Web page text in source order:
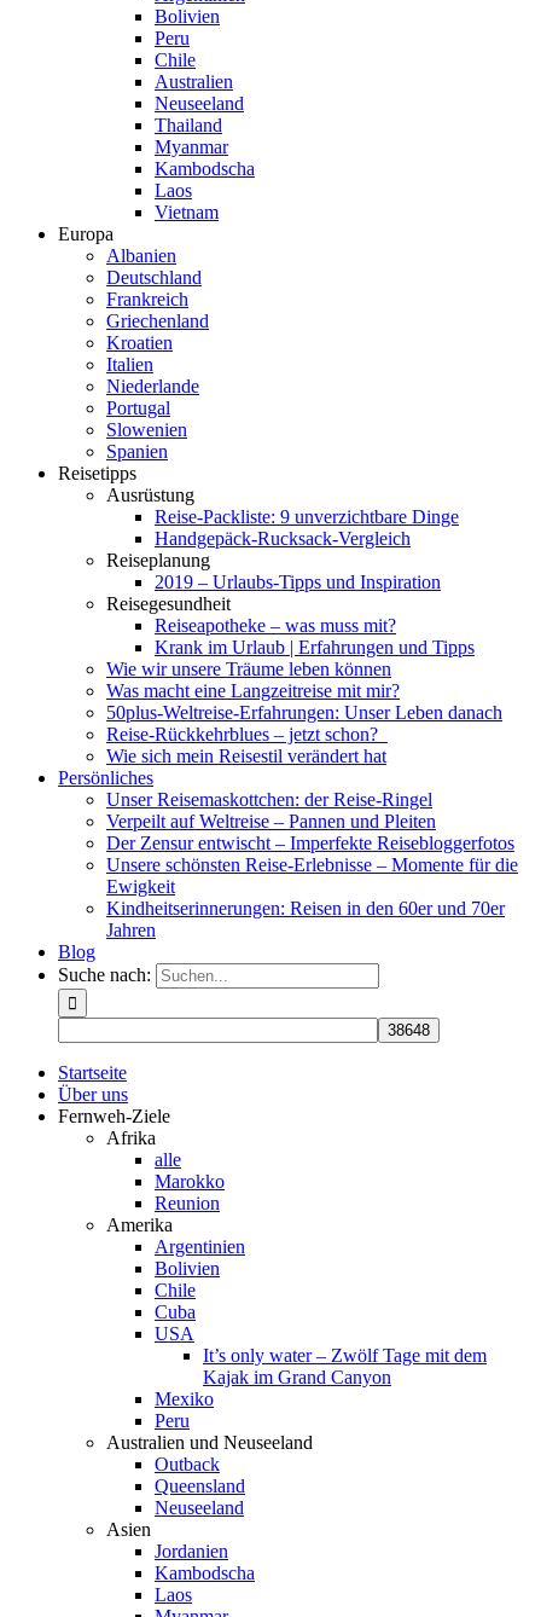
Bolivien
Peru
Chile
Australien
Neuseeland
Thailand
Myanmar
Kambodscha
Laos
Vietnam
Europa
Albanien
Deutschland
Frankreich
Griechenland
Kroatien
Italien
Niederlande
Portugal
Slowenien
Spanien
Reisetipps
Ausrüstung
Reise-Packliste: 9 unverzichtbare Dinge
Handgepäck-Rucksack-Vergleich
Reiseplanung
2019 – Urlaubs-Tipps und Inspiration
Reisegesundheit
Reiseapotheke – was muss mit?
Krank im Urlaub | Erfahrungen und Tipps
Wie wir unsere Träume leben können
Was macht eine Langzeitreise mit mir?
50plus-Weltreise-Erfahrungen: Unser Leben danach
Reise-Rückkehrblues – jetzt schon?
Wie sich mein Reisestil verändert hat
Persönliches
Unser Reisemaskottchen: der Reise-Ringel
Verpeilt auf Weltreise – Pannen und Pleiten
Der Zensur entwischt – Imperfekte Reisebloggerfotos
Unsere schönsten Reise-Erlebnisse – Momente für die
Ewigkeit
Kindheitserinnerungen: Reisen in den 60er und 70er
Jahren
Blog
Suche nach:
Startseite
Über uns
Fernweh-Ziele
Afrika
alle
Marokko
Reunion
Amerika
Argentinien
Bolivien
Chile
Cuba
USA
It’s only water – Zwölf Tage mit dem
Kajak im Grand Canyon
Mexiko
Peru
Australien und Neuseeland
Outback
Queensland
Neuseeland
Asien
Jordanien
Kambodscha
Laos